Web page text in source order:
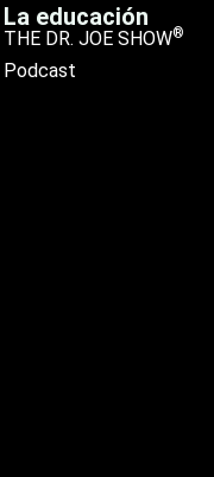
La educación
THE DR. JOE SHOW®
Podcast